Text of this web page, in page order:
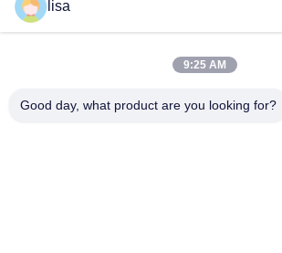
Puce animale d'identification injectée par
d'OIN Rfid de LF pour le cheminement
Étiquette en verre FDX - B 134.2KHz
transpondeurs injectables de puce animale
lisa
9:25 AM
Good day, what product are you looking for?